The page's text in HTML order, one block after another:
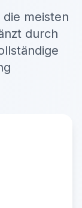
meisten
durch